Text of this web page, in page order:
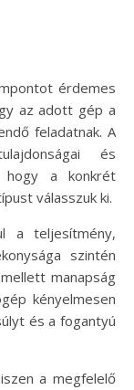
érdemes
az adott gép a
feladatnak. A
és
hogy a konkrét
válasszuk ki.
a teljesítmény,
szintén
manapság
kényelmesen
és a fogantyú
a megfelelő